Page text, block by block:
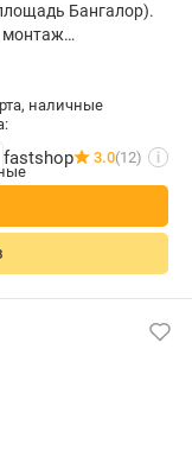
Бангалор).
монтаж
наличные
fastshop 3.0(12) i